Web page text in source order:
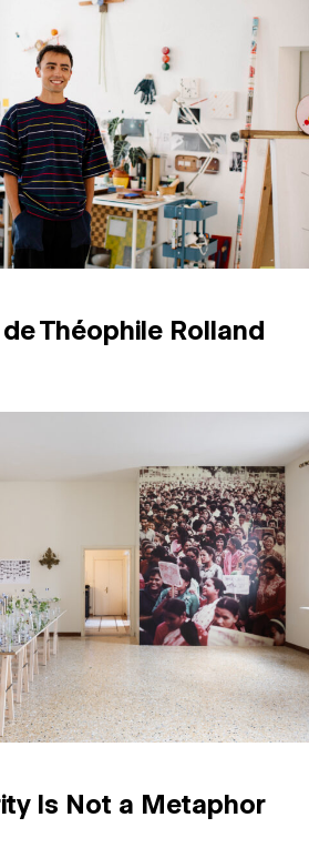
ARTISTIQUE ↓
Théophile Rolland
Is Not a Metaphor